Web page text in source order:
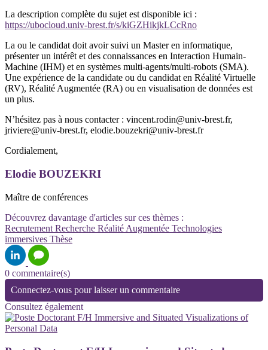
La description complète du sujet est disponible ici :
https://ubocloud.univ-brest.fr/s/kiGZHikjkLCcRno
La ou le candidat doit avoir suivi un Master en informatique,
présenter un intérêt et des connaissances en Interaction Humain-
Machine (IHM) et en systèmes multi-agents/multi-robots (SMA).
Une expérience de la candidate ou du candidat en Réalité Virtuelle
(RV), Réalité Augmentée (RA) ou en visualisation de données est
un plus.
N’hésitez pas à nous contacter : vincent.rodin@univ-brest.fr,
jriviere@univ-brest.fr, elodie.bouzekri@univ-brest.fr
Cordialement,
Elodie BOUZEKRI
Maître de conférences
Découvrez davantage d'articles sur ces thèmes :
Recrutement Recherche Réalité Augmentée Technologies
immersives Thèse
0 commentaire(s)
Connectez-vous pour laisser un commentaire
Consultez également